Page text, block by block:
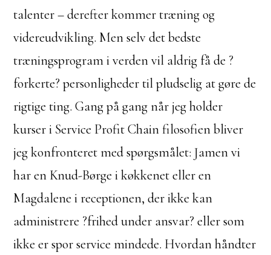
talenter – derefter kommer træning og
videreudvikling. Men selv det bedste
træningsprogram i verden vil aldrig få de ?
forkerte? personligheder til pludselig at gøre de
rigtige ting. Gang på gang når jeg holder
kurser i Service Profit Chain filosofien bliver
jeg konfronteret med spørgsmålet: Jamen vi
har en Knud-Børge i køkkenet eller en
Magdalene i receptionen, der ikke kan
administrere ?frihed under ansvar? eller som
ikke er spor service mindede. Hvordan håndter